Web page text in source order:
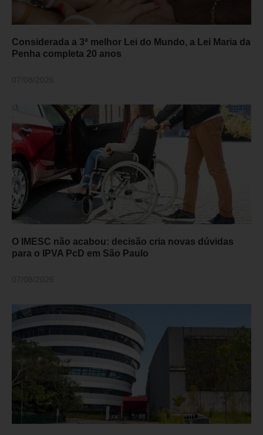
Considerada a 3ª melhor Lei do Mundo, a Lei Maria da
Penha completa 20 anos
O IMESC não acabou: decisão cria novas dúvidas
para o IPVA PcD em São Paulo